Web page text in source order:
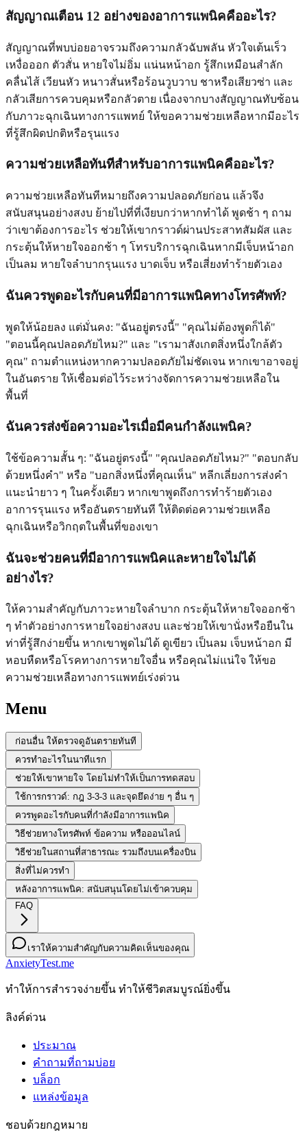
สัญญาณเตือน 12 อย่างของอาการแพนิคคืออะไร?
สัญญาณที่พบบ่อยอาจรวมถึงความกลัวฉับพลัน หัวใจเต้นเร็ว
เหงื่อออก ตัวสั่น หายใจไม่อิ่ม แน่นหน้าอก รู้สึกเหมือนสำลัก
คลื่นไส้ เวียนหัว หนาวสั่นหรือร้อนวูบวาบ ชาหรือเสียวซ่า และ
กลัวเสียการควบคุมหรือกลัวตาย เนื่องจากบางสัญญาณทับซ้อน
กับภาวะฉุกเฉินทางการแพทย์ ให้ขอความช่วยเหลือหากมีอะไร
ที่รู้สึกผิดปกติหรือรุนแรง
ความช่วยเหลือทันทีสำหรับอาการแพนิคคืออะไร?
ความช่วยเหลือทันทีหมายถึงความปลอดภัยก่อน แล้วจึง
สนับสนุนอย่างสงบ ย้ายไปที่ที่เงียบกว่าหากทำได้ พูดช้า ๆ ถาม
ว่าเขาต้องการอะไร ช่วยให้เขากราวด์ผ่านประสาทสัมผัส และ
กระตุ้นให้หายใจออกช้า ๆ โทรบริการฉุกเฉินหากมีเจ็บหน้าอก
เป็นลม หายใจลำบากรุนแรง บาดเจ็บ หรือเสี่ยงทำร้ายตัวเอง
ฉันควรพูดอะไรกับคนที่มีอาการแพนิคทางโทรศัพท์?
พูดให้น้อยลง แต่มั่นคง: "ฉันอยู่ตรงนี้" "คุณไม่ต้องพูดก็ได้"
"ตอนนี้คุณปลอดภัยไหม?" และ "เรามาสังเกตสิ่งหนึ่งใกล้ตัว
คุณ" ถามตำแหน่งหากความปลอดภัยไม่ชัดเจน หากเขาอาจอยู่
ในอันตราย ให้เชื่อมต่อไว้ระหว่างจัดการความช่วยเหลือใน
พื้นที่
ฉันควรส่งข้อความอะไรเมื่อมีคนกำลังแพนิค?
ใช้ข้อความสั้น ๆ: "ฉันอยู่ตรงนี้" "คุณปลอดภัยไหม?" "ตอบกลับ
ด้วยหนึ่งคำ" หรือ "บอกสิ่งหนึ่งที่คุณเห็น" หลีกเลี่ยงการส่งคำ
แนะนำยาว ๆ ในครั้งเดียว หากเขาพูดถึงการทำร้ายตัวเอง
อาการรุนแรง หรืออันตรายทันที ให้ติดต่อความช่วยเหลือ
ฉุกเฉินหรือวิกฤตในพื้นที่ของเขา
ฉันจะช่วยคนที่มีอาการแพนิคและหายใจไม่ได้
อย่างไร?
ให้ความสำคัญกับภาวะหายใจลำบาก กระตุ้นให้หายใจออกช้า
ๆ ทำตัวอย่างการหายใจอย่างสงบ และช่วยให้เขานั่งหรือยืนใน
ท่าที่รู้สึกง่ายขึ้น หากเขาพูดไม่ได้ ดูเขียว เป็นลม เจ็บหน้าอก มี
หอบหืดหรือโรคทางการหายใจอื่น หรือคุณไม่แน่ใจ ให้ขอ
ความช่วยเหลือทางการแพทย์เร่งด่วน
Menu
ก่อนอื่น ให้ตรวจดูอันตรายทันที
ควรทำอะไรในนาทีแรก
ช่วยให้เขาหายใจ โดยไม่ทำให้เป็นการทดสอบ
ใช้การกราวด์: กฎ 3-3-3 และจุดยึดง่าย ๆ อื่น ๆ
ควรพูดอะไรกับคนที่กำลังมีอาการแพนิค
วิธีช่วยทางโทรศัพท์ ข้อความ หรือออนไลน์
วิธีช่วยในสถานที่สาธารณะ รวมถึงบนเครื่องบิน
สิ่งที่ไม่ควรทำ
หลังอาการแพนิค: สนับสนุนโดยไม่เข้าควบคุม
FAQ
เราให้ความสำคัญกับความคิดเห็นของคุณ
AnxietyTest.me
ทําให้การสํารวจง่ายขึ้น ทําให้ชีวิตสมบูรณ์ยิ่งขึ้น
ลิงค์ด่วน
ประมาณ
คำถามที่ถามบ่อย
บล็อก
แหล่งข้อมูล
ชอบด้วยกฎหมาย